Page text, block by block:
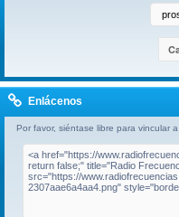
Enlácenos
Por favor, siéntase libre para vincular a